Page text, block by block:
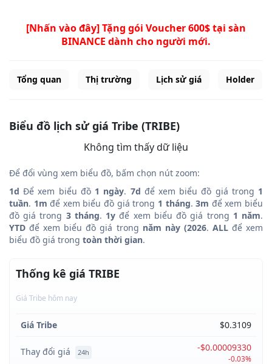
[Nhấn vào đây] Tặng gói Voucher 600$ tại sàn
BINANCE dành cho người mới.
Tổng quan Thị trường Lịch sử giá Holder
Biểu đồ lịch sử giá Tribe (TRIBE)
Không tìm thấy dữ liệu
Để đổi vùng xem biểu đồ, bấm chọn nút zoom:
1d Để xem biểu đồ 1 ngày. 7d để xem biểu đồ giá trong 1
tuần. 1m để xem biểu đồ giá trong 1 tháng.3m để xem biểu
đồ giá trong 3 tháng. 1y để xem biểu đồ giá trong 1 năm.
YTD để xem biểu đồ giá trong năm này (2026. ALLđể xem
biểu đồ giá trong toàn thời gian.
Thống kê giá TRIBE
Giá Tribe hôm nay
Giá Tribe $0.3109
Thay đổi giá 24h -$0.00009330
-0.03%